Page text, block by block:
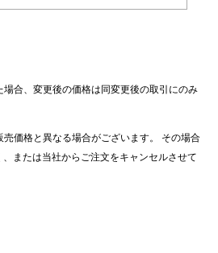
合、変更後の価格は同変更後の取引にのみ
価格と異なる場合がございます。 その場合
または当社からご注文をキャンセルさせて